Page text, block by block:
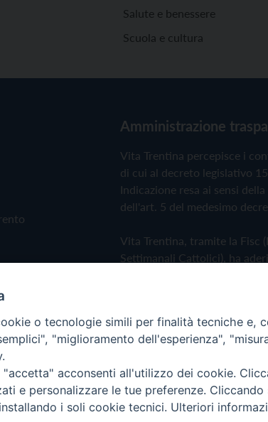
Salute e benessere
Scuola e cultura
Amministrazione
Vita Trentina percepisce i
di cui al decreto legislativo
Indicazione resa ai sensi
dell'art. 5 del medesimo
Vita Trentina, tramite la Fisc
Settimanali Cattolici), ha
Privacy Policy Cookie
riservati - Vita Trentina Editrice
o tecnologie simili per finalità tecniche e,
"miglioramento dell'esperienza",
"accetta" acconsenti all'utilizzo dei cookie.
e personalizzare le tue preferenze.
i soli cookie tecnici. Ulteriori